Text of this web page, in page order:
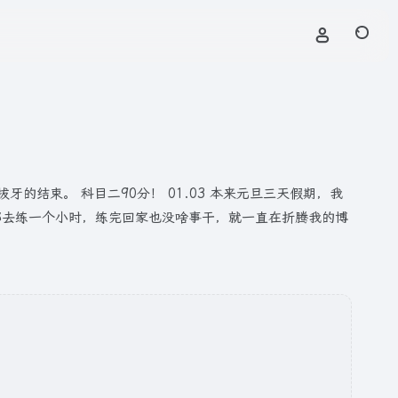
牙的结束。 科目二90分！ 01.03 本来元旦三天假期，我
练一个小时，练完回家也没啥事干，就一直在折腾我的博